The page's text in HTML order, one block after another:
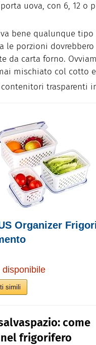
uova, con 6, 12 o
bene qualunque tipo
le porzioni dovrebbero
da carta forno.
mischiato col cotto e
trasparenti
Organizer
disponibile
simili
come
frigorifero